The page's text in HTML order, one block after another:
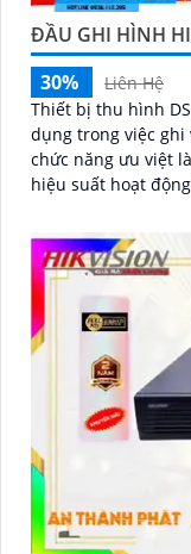
ĐẦU GHI HÌNH
30%
Liên Hệ
Thiết bị thu hình
dụng trong việc ghi
chức năng ưu việt
hiệu suất hoạt